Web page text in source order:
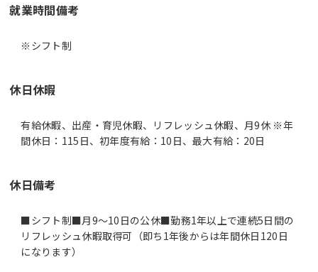
就業時間備考
休日休暇
有給休暇、出産・育児休暇、リフレッシュ休暇、月9休 ※年
間休日：115日、初年度有給：10日、最大有給：20日
休日備考
■シフト制■月9～10日の公休■勤務1年以上で連続5日間の
リフレッシュ休暇取得可（即ち1年後からは年間休日120日
になります）